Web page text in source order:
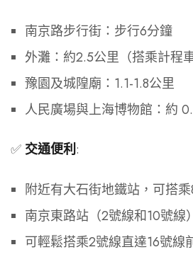
南京路步行街：步行6分鐘
外灘：約2.5公里（搭乘計程
豫園及城隍廟：1.1-1.8公里
人民廣場與上海博物館：約
✅ 交通便利 :
附近有大石街地鐵站，可搭乘
南京東路站（2號線和10號線
可輕鬆搭乘2號線直達16號線